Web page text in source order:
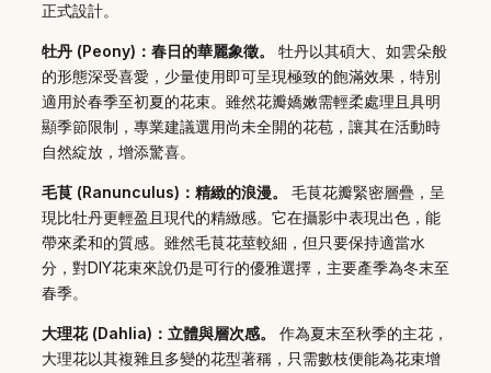
正式設計。
牡丹 (Peony)：春日的華麗象徵。
牡丹以其碩大、如雲朵般
的形態深受喜愛，少量使用即可呈現極致的飽滿效果，特別
適用於春季至初夏的花束。雖然花瓣嬌嫩需輕柔處理且具明
顯季節限制，專業建議選用尚未全開的花苞，讓其在活動時
自然綻放，增添驚喜。
毛茛 (Ranunculus)：精緻的浪漫。
毛茛花瓣緊密層疊，呈
現比牡丹更輕盈且現代的精緻感。它在攝影中表現出色，能
帶來柔和的質感。雖然毛茛花莖較細，但只要保持適當水
分，對DIY花束來說仍是可行的優雅選擇，主要產季為冬末至
春季。
大理花 (Dahlia)：立體與層次感。
作為夏末至秋季的主花，
大理花以其複雜且多變的花型著稱，只需數枝便能為花束增